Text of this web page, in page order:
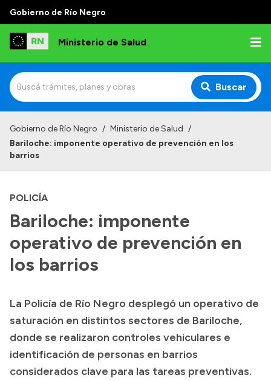
Gobierno de Río Negro
Ministerio de Salud
Buscar
Institucional
Autoridades
Consejos locales
Transparencia
Boletín Oficial
Compras y licitaciones
Consulta de expedientes
Consulta de pago a proveedores
Gobierno de Río Negro / Ministerio de Salud /
Bariloche: imponente operativo de prevención en los
barrios
POLICÍA
Bariloche: imponente
operativo de prevención en
los barrios
La Policía de Río Negro desplegó un operativo de
saturación en distintos sectores de Bariloche,
donde se realizaron controles vehiculares e
identificación de personas en barrios
considerados clave para las tareas preventivas.